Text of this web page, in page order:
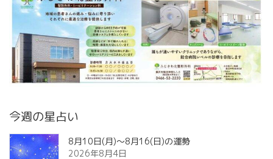
今週の星占い
8月10日(月)～8月16(日)の運勢
2026年8月4日